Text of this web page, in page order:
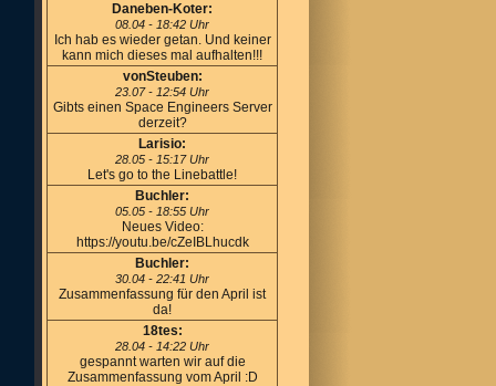
Daneben-Koter:
08.04 - 18:42 Uhr
Ich hab es wieder getan. Und keiner
kann mich dieses mal aufhalten!!!
vonSteuben:
23.07 - 12:54 Uhr
Gibts einen Space Engineers Server
derzeit?
Larisio:
28.05 - 15:17 Uhr
Let's go to the Linebattle!
Buchler:
05.05 - 18:55 Uhr
Neues Video:
https://youtu.be/cZeIBLhucdk
Buchler:
30.04 - 22:41 Uhr
Zusammenfassung für den April ist
da!
18tes:
28.04 - 14:22 Uhr
gespannt warten wir auf die
Zusammenfassung vom April :D